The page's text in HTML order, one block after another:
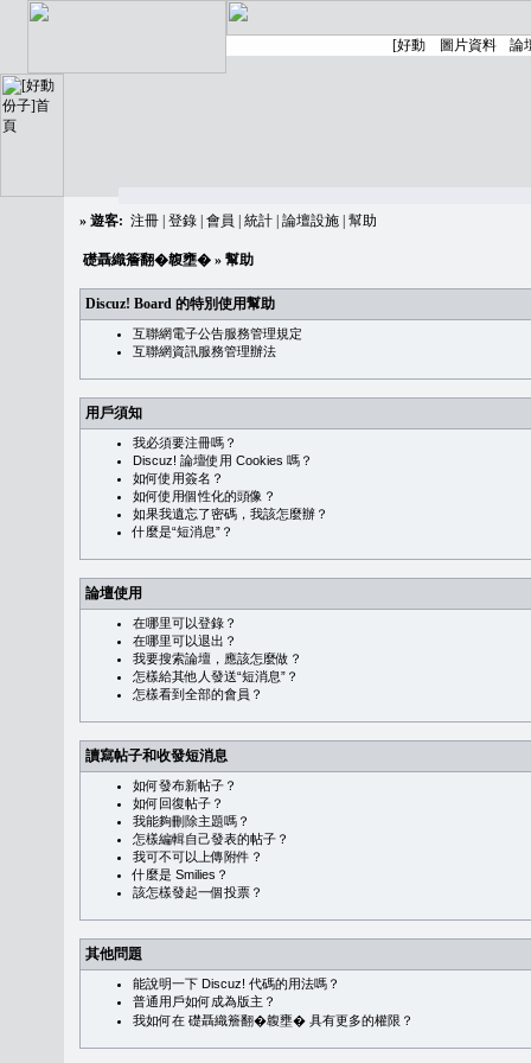
» 遊客: 注冊 登錄 會員 統計 論壇設施 幫助
礎聶織簷翻�䪖壅� » 幫助
Discuz! Board 的特別使用幫助
互聯網電子公告服務管理規定
互聯網資訊服務管理辦法
用戶須知
我必須要注冊嗎？
Discuz! 論壇使用 Cookies 嗎？
如何使用簽名？
如何使用個性化的頭像？
如果我遺忘了密碼，我該怎麼辦？
什麼是“短消息”？
論壇使用
在哪里可以登錄？
在哪里可以退出？
我要搜索論壇，應該怎麼做？
怎樣給其他人發送“短消息”？
怎樣看到全部的會員？
讀寫帖子和收發短消息
如何發布新帖子？
如何回復帖子？
我能夠刪除主題嗎？
怎樣編輯自己發表的帖子？
我可不可以上傳附件？
什麼是 Smilies？
該怎樣發起一個投票？
其他問題
能說明一下 Discuz! 代碼的用法嗎？
普通用戶如何成為版主？
我如何在 礎聶織簷翻�䪖壅� 具有更多的權限？